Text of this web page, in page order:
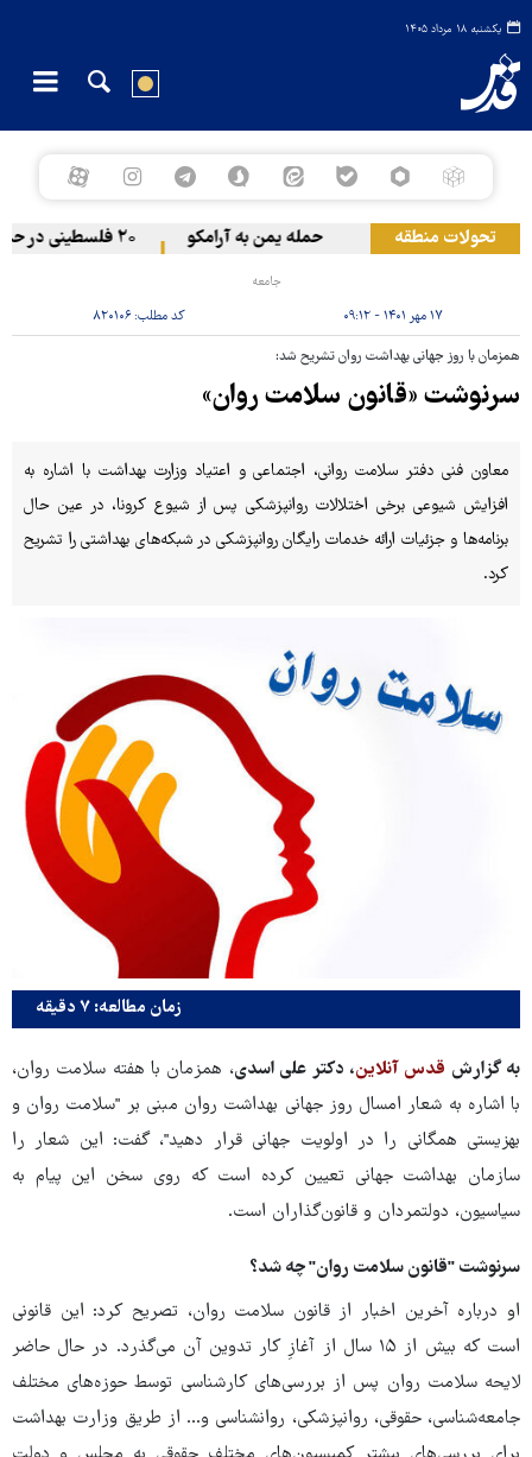
یکشنبه ۱۸ مرداد ۱۴۰۵
تحولات منطقه حمله یمن به آرامکو ۲۰ فلسطینی در حملات صهیونیست‌ها و شهرک‌نشینان در کرانه باختری زخمی شدند
جامعه
۱۷ مهر ۱۴۰۱ - ۰۹:۱۲ کد مطلب: ۸۲۰۱۰۶
همزمان با روز جهانی بهداشت روان تشریح شد:
سرنوشت «قانون سلامت روان»
معاون فنی دفتر سلامت روانی، اجتماعی و اعتیاد وزارت بهداشت با اشاره به
افزایش شیوعی برخی اختلالات روانپزشکی پس از شیوع کرونا، در عین حال
برنامه‌ها و جزئیات ارائه خدمات رایگان روانپزشکی در شبکه‌های بهداشتی را تشریح
کرد.
زمان مطالعه: ۷ دقیقه
به گزارش قدس آنلاین، دکتر علی اسدی، همزمان با هفته سلامت روان،
با اشاره به شعار امسال روز جهانی بهداشت روان مبنی بر "سلامت روان و
بهزیستی همگانی را در اولویت جهانی قرار دهید"، گفت: این شعار را
سازمان بهداشت جهانی تعیین کرده است که روی سخن این پیام به
سیاسیون،‌ دولتمردان و قانون‌گذاران است.
سرنوشت "قانون سلامت روان" چه شد؟
او درباره آخرین اخبار از قانون سلامت روان، تصریح کرد: این قانونی
است که بیش از ۱۵ سال از آغازِ کار تدوین آن می‌گذرد. در حال حاضر
لایحه سلامت روان پس از بررسی‌های کارشناسی توسط حوزه‌های مختلف
جامعه‌شناسی، حقوقی، روانپزشکی، روانشناسی و... از طریق وزارت بهداشت